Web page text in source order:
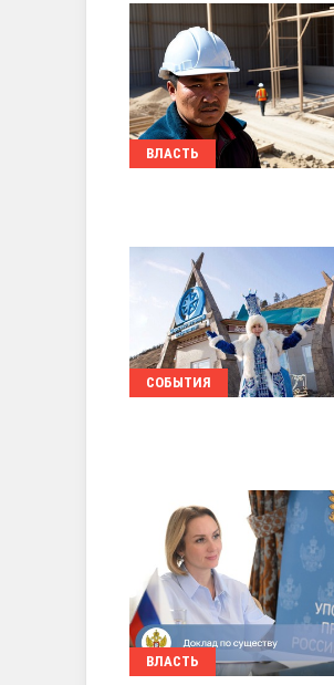
ВЛАСТЬ
СОБЫТИЯ
ВЛАСТЬ